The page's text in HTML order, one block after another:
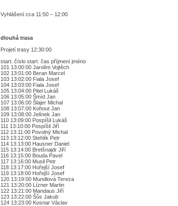
Vyhlášení cca 11:50 – 12:00
dlouhá trasa
Projetí trasy 12:30:00
start. číslo start. čas příjmení jméno
101 13:00:00 Jarolím Vojtěch
102 13:01:00 Beran Marcel
103 13:02:00 Fiala Josef
104 13:03:00 Fiala Josef
105 13:04:00 Pitel Lukáš
106 13:05:00 Šmíd Jan
107 13:06:00 Šlajer Michal
108 13:07:00 Kohout Jan
109 13:08:00 Jelínek Jan
110 13:09:00 Pospíšil Lukáš
111 13:10:00 Pospíšil Jiří
112 13:11:00 Povolný Michal
113 13:12:00 Stehlík Petr
114 13:13:00 Hausner Daniel
115 13:14:00 Bretšnajdr Jiří
116 13:15:00 Bouda Pavel
117 13:16:00 Musil Petr
118 13:17:00 Hořejší Josef
119 13:18:00 Hořejší Josef
120 13:19:00 Mundlová Tereza
121 13:20:00 Lízner Martin
122 13:21:00 Mandaus Jiří
123 13:22:00 Šůs Jakub
124 13:23:00 Kosnar Václav